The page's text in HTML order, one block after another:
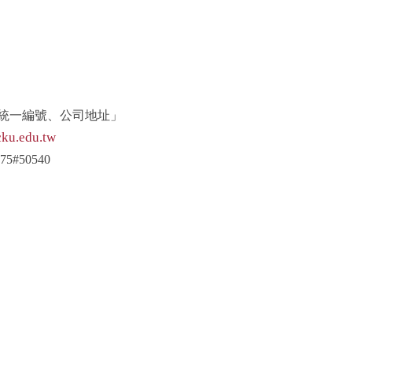
編號、公司地址」